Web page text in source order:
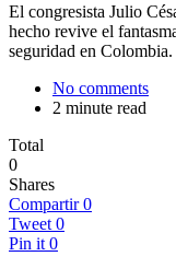
El congresista Julio
hecho revive el
seguridad en Colombia.
No comments
2 minute read
Total
0
Shares
Compartir 0
Tweet 0
Pin it 0